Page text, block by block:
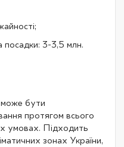
посадки: 3-3,5 млн.
може бути
протягом всього
умовах. Підходить
зонах України,